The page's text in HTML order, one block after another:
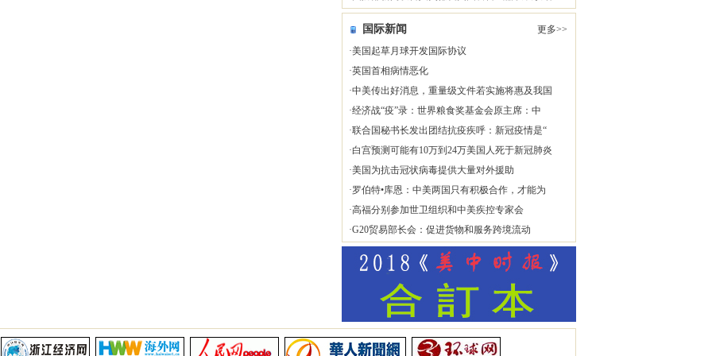
国际新闻
更多>>
·美国起草月球开发国际协议
·英国首相病情恶化
·中美传出好消息，重量级文件若实施将惠及我国
·经济战“疫”录：世界粮食奖基金会原主席：中
·联合国秘书长发出团结抗疫疾呼：新冠疫情是“
·白宫预测可能有10万到24万美国人死于新冠肺炎
·美国为抗击冠状病毒提供大量对外援助
·罗伯特•库恩：中美两国只有积极合作，才能为
·高福分别参加世卫组织和中美疾控专家会
·G20贸易部长会：促进货物和服务跨境流动